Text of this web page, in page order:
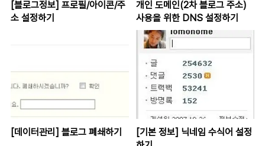
[블로그정보] 프로필/아이콘/주
소 설정하기
개인 도메인(2차 블로그 주소)
사용을 위한 DNS 설정하기
[데이터관리] 블로그 폐쇄하기
[기본 정보] 닉네임 수식어 설정